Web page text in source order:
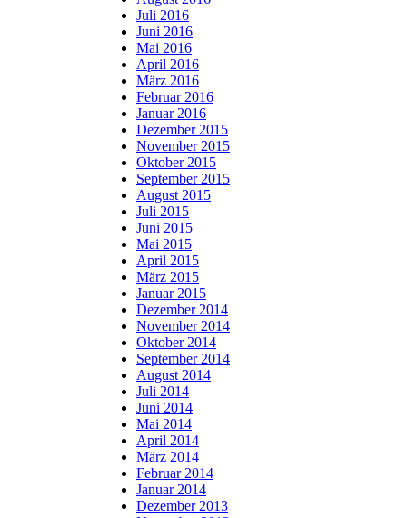
Juli 2016
Juni 2016
Mai 2016
April 2016
März 2016
Februar 2016
Januar 2016
Dezember 2015
November 2015
Oktober 2015
September 2015
August 2015
Juli 2015
Juni 2015
Mai 2015
April 2015
März 2015
Januar 2015
Dezember 2014
November 2014
Oktober 2014
September 2014
August 2014
Juli 2014
Juni 2014
Mai 2014
April 2014
März 2014
Februar 2014
Januar 2014
Dezember 2013